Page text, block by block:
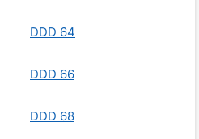
DDD 64
DDD 66
DDD 68